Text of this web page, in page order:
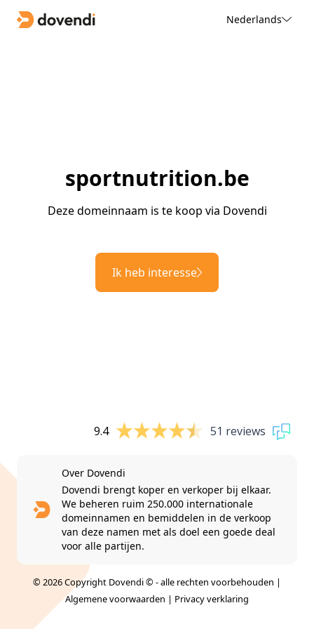
Nederlands
sportnutrition.be
Deze domeinnaam is te koop via Dovendi
Ik heb interesse
9.4 51 reviews
Over Dovendi
Dovendi brengt koper en verkoper bij elkaar.
We beheren ruim 250.000 internationale
domeinnamen en bemiddelen in de verkoop
van deze namen met als doel een goede deal
voor alle partijen.
© 2026 Copyright Dovendi © - alle rechten voorbehouden |
Algemene voorwaarden | Privacy verklaring